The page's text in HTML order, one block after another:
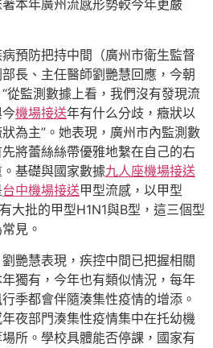
本年廣州流感形勢較今年更嚴
預防把持中間（廣州市衛生監督
長、主任醫師劉艷慧回應，今朝
從監測數據上看，我們沒有發現流
機場接送年有什么分歧，癥狀以
為主”。她表現，廣州市內監測數
將蕾絲絲帶優雅地繫在自己的右
基礎與國家數據九人座機場接送
台中機場接送甲型流感，以甲型
大批的甲型H1N1與B型，這三個型
見。
艷慧表現，疾控中間已把握相關
獨有，今年也有類似情況，每年
行季都會伴隨湊集性疫情的增添。
夜部門湊集性疫情集中在托幼機
所。學校具體能否停課，國家有